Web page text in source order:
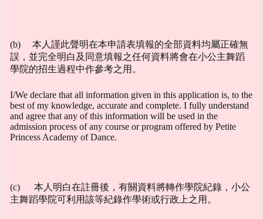
(b) 本人謹此聲明在本申請表填報的全部資料均屬正確無
誤，並完全明白及同意填報之任何資料將會在小公主舞蹈
學院的招生過程中作參考之用。
I/We declare that all information given in this application is, to the
best of my knowledge, accurate and complete. I fully understand
and agree that any of this information will be used in the
admission process of any course or program offered by Petite
Princess Academy of Dance.
(c) 本人明白在註冊後，有關資料將轉作學院紀錄，小公
主舞蹈學院可利用該等紀錄作學術或行政上之用。